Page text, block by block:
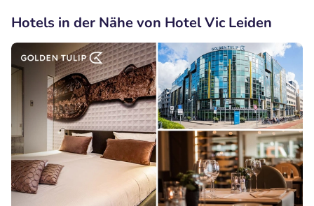
Hotels in der Nähe von Hotel Vic Leiden